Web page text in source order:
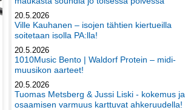
20.5.2026
Ville Kauhanen – isojen tähtien kiertueilla
soitetaan isolla PA:lla!
20.5.2026
1010Music Bento | Waldorf Protein – midi-
muusikon aarteet!
20.5.2026
Tuomas Metsberg & Jussi Liski - kokemus ja
osaamisen varmuus karttuvat ahkeruudella!